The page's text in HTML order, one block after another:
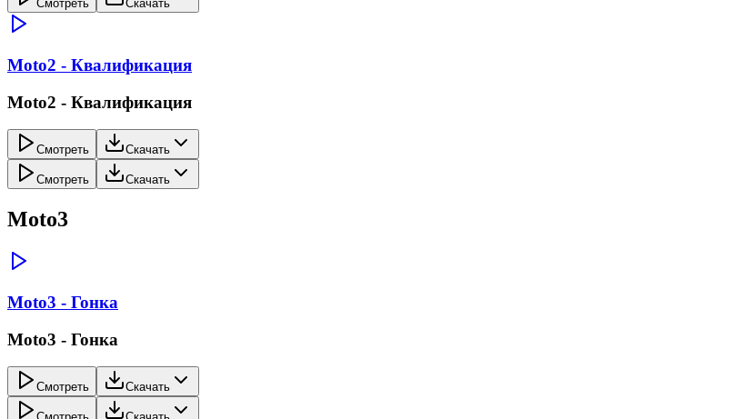
Смотреть Скачать
Moto2 - Квалификация
Moto2 - Квалификация
Смотреть Скачать
Смотреть Скачать
Moto3
Moto3 - Гонка
Moto3 - Гонка
Смотреть Скачать